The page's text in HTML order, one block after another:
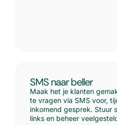
SMS naar beller
Maak het je klanten
te vragen via SMS voor,
inkomend gesprek. Stuur
links en beheer